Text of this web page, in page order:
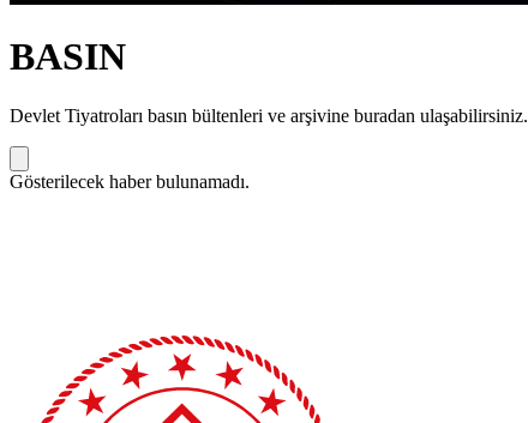
BASIN
Devlet Tiyatroları basın bültenleri ve arşivine buradan ulaşabilirsiniz.
Gösterilecek haber bulunamadı.